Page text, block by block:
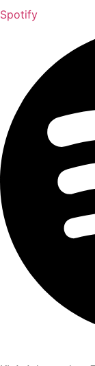
Spotify